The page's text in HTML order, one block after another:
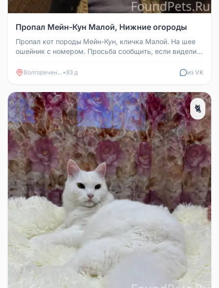
Пропал Мейн-Кун Малой, Нижние огороды
Пропал кот породы Мейн-Кун, кличка Малой. На шее
ошейник с номером. Просьба сообщить, если видели
Волгореченск• 83 д из VK
🐈